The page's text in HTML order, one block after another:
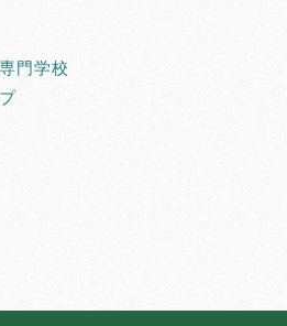
門学校